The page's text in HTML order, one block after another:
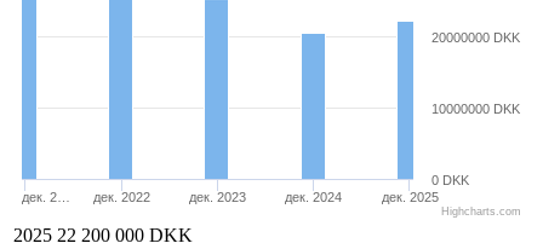
дек. 2… дек. 2022 дек. 2023 дек. 2024 дек. 2025
0 DKK
10000000 DKK
20000000 DKK
Highcharts.com
2025 22 200 000 DKK